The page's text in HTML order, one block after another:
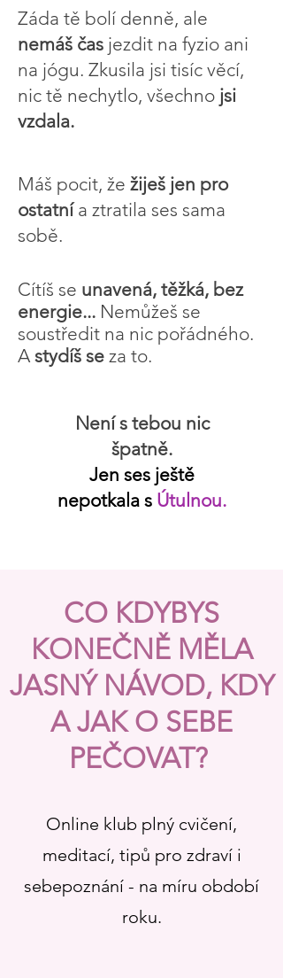
Záda tě bolí denně, ale
nemáš čas jezdit na fyzio ani
na jógu. Zkusila jsi tisíc věcí,
nic tě nechytlo, všechno jsi
vzdala.
Máš pocit, že žiješ jen pro
ostatnía ztratila ses sama
sobě.
Cítíš se unavená, těžká, bez
energie... Nemůžeš se
soustředit na nic pořádného.
A stydíš se za to.
Není s tebou nic
špatně.
Jen ses ještě
nepotkala s Útulnou.
CO KDYBYS
KONEČNĚ MĚLA
JASNÝ NÁVOD, KDY
A JAK O SEBE
PEČOVAT?
Online klub plný cvičení,
meditací, tipů pro zdraví i
sebepoznání - na míru období
roku.